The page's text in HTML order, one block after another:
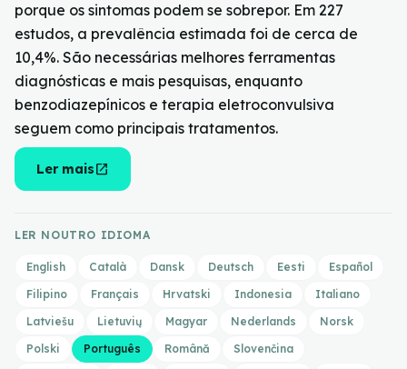
porque os sintomas podem se sobrepor. Em 227
estudos, a prevalência estimada foi de cerca de
10,4%. São necessárias melhores ferramentas
diagnósticas e mais pesquisas, enquanto
benzodiazepínicos e terapia eletroconvulsiva
seguem como principais tratamentos.
Ler maisopen_in_new
LER NOUTRO IDIOMA
English Català Dansk Deutsch Eesti
Español
Filipino
Français Hrvatski Indonesia
Italiano
Latviešu
Lietuvių Magyar Nederlands
Norsk
Polski
Português Română Slovenčina